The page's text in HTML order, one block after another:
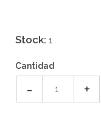
Stock: 1
Cantidad
- +